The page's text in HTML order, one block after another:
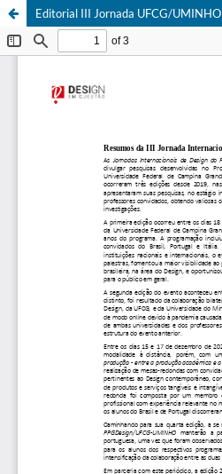
Editorial III Jornada UFCG/UMINHO